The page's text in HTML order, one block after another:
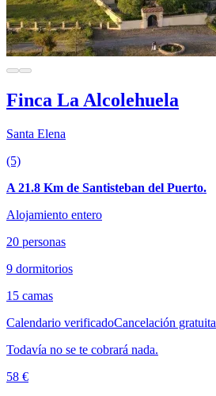
Finca La Alcolehuela
Santa Elena
(5)
A 21.8 Km de Santisteban del Puerto.
Alojamiento entero
20 personas
9 dormitorios
15 camas
Calendario verificadoCancelación gratuita
Todavía no se te cobrará nada.
58 €